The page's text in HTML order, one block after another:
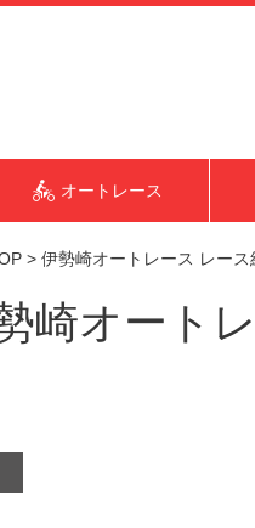
オートレース
> 伊勢崎オートレース レース
崎オート